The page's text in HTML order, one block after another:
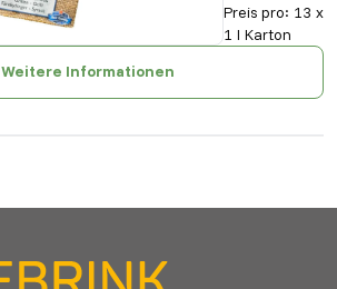
Preis pro: 13 x
1 l Karton
Weitere Informationen